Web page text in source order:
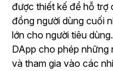
được thiết kế để hỗ trợ
đồng người dùng cuối
lớn cho người tiêu
DApp cho phép những
và tham gia vào các